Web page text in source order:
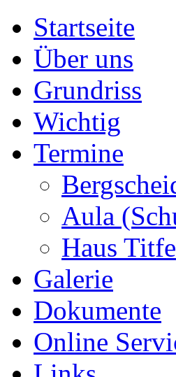
Startseite
Über uns
Grundriss
Wichtig
Termine
Aula
Haus
Galerie
Dokumente
Online